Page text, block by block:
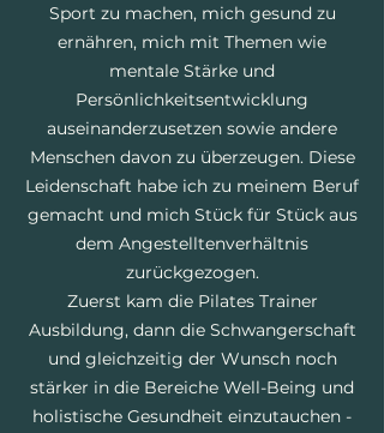
Sport zu machen, mich gesund zu
ernähren, mich mit Themen wie
mentale Stärke und
Persönlichkeitsentwicklung
auseinanderzusetzen sowie andere
Menschen davon zu überzeugen. Diese
Leidenschaft habe ich zu meinem Beruf
gemacht und mich Stück für Stück aus
dem Angestelltenverhältnis
zurückgezogen.
Zuerst kam die Pilates Trainer
Ausbildung, dann die Schwangerschaft
und gleichzeitig der Wunsch noch
stärker in die Bereiche Well-Being und
holistische Gesundheit einzutauchen -